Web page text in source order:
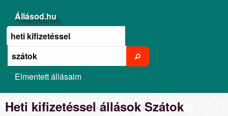
Állásod.hu
Elmentett állásaim
Heti kifizetéssel állások Szátok